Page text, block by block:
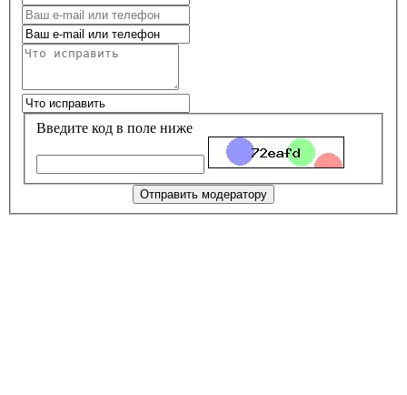
Введите код в поле ниже
Отправить модератору